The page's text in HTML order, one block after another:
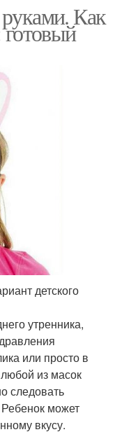
Как
детского
утренника,
или просто в
из масок
следовать
может
вкусу.